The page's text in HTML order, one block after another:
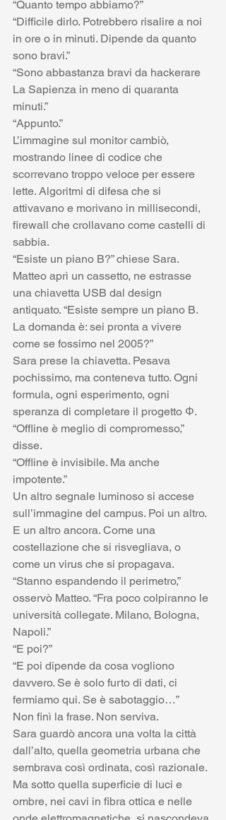
“Quanto tempo abbiamo?”
“Difficile dirlo. Potrebbero risalire a noi
in ore o in minuti. Dipende da quanto
sono bravi.”
“Sono abbastanza bravi da hackerare
La Sapienza in meno di quaranta
minuti.”
“Appunto.”
L’immagine sul monitor cambiò,
mostrando linee di codice che
scorrevano troppo veloce per essere
lette. Algoritmi di difesa che si
attivavano e morivano in millisecondi,
firewall che crollavano come castelli di
sabbia.
“Esiste un piano B?” chiese Sara.
Matteo aprì un cassetto, ne estrasse
una chiavetta USB dal design
antiquato. “Esiste sempre un piano B.
La domanda è: sei pronta a vivere
come se fossimo nel 2005?”
Sara prese la chiavetta. Pesava
pochissimo, ma conteneva tutto. Ogni
formula, ogni esperimento, ogni
speranza di completare il progetto Φ.
“Offline è meglio di compromesso,”
disse.
“Offline è invisibile. Ma anche
impotente.”
Un altro segnale luminoso si accese
sull’immagine del campus. Poi un altro.
E un altro ancora. Come una
costellazione che si risvegliava, o
come un virus che si propagava.
“Stanno espandendo il perimetro,”
osservò Matteo. “Fra poco colpiranno le
università collegate. Milano, Bologna,
Napoli.”
“E poi?”
“E poi dipende da cosa vogliono
davvero. Se è solo furto di dati, ci
fermiamo qui. Se è sabotaggio…”
Non finì la frase. Non serviva.
Sara guardò ancora una volta la città
dall’alto, quella geometria urbana che
sembrava così ordinata, così razionale.
Ma sotto quella superficie di luci e
ombre, nei cavi in fibra ottica e nelle